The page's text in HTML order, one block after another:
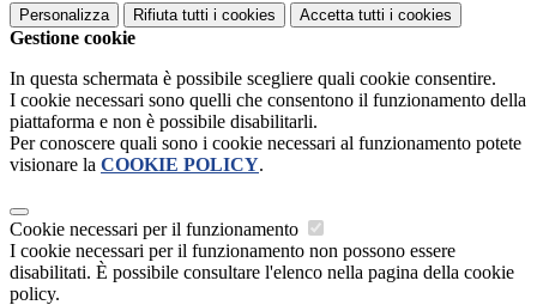
Personalizza Rifiuta tutti i cookies Accetta tutti i cookies
Gestione cookie
In questa schermata è possibile scegliere quali cookie consentire.
I cookie necessari sono quelli che consentono il funzionamento della
piattaforma e non è possibile disabilitarli.
Per conoscere quali sono i cookie necessari al funzionamento potete
visionare la COOKIE POLICY.
Cookie necessari per il funzionamento
I cookie necessari per il funzionamento non possono essere
disabilitati. È possibile consultare l'elenco nella pagina della cookie
policy.